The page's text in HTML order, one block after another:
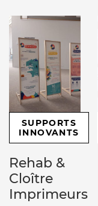
SUPPORTS
INNOVANTS
Rehab &
Cloître
Imprimeurs